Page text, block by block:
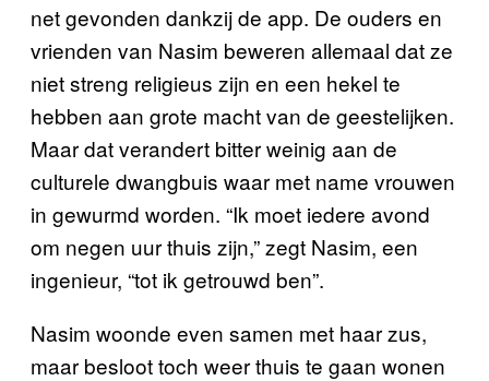
net gevonden dankzij de app. De ouders en
vrienden van Nasim beweren allemaal dat ze
niet streng religieus zijn en een hekel te
hebben aan grote macht van de geestelijken.
Maar dat verandert bitter weinig aan de
culturele dwangbuis waar met name vrouwen
in gewurmd worden. “Ik moet iedere avond
om negen uur thuis zijn,” zegt Nasim, een
ingenieur, “tot ik getrouwd ben”.
Nasim woonde even samen met haar zus,
maar besloot toch weer thuis te gaan wonen